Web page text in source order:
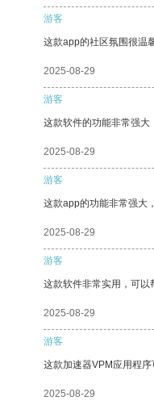
游客
这款app的社区氛围很温
2025-08-29
游客
这款软件的功能非常强大
2025-08-29
游客
这款app的功能非常强大
2025-08-29
游客
这款软件非常实用，可以
2025-08-29
游客
这款加速器VPM应用程序
2025-08-29